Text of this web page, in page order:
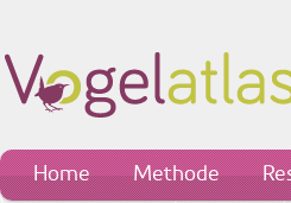
Home Methode